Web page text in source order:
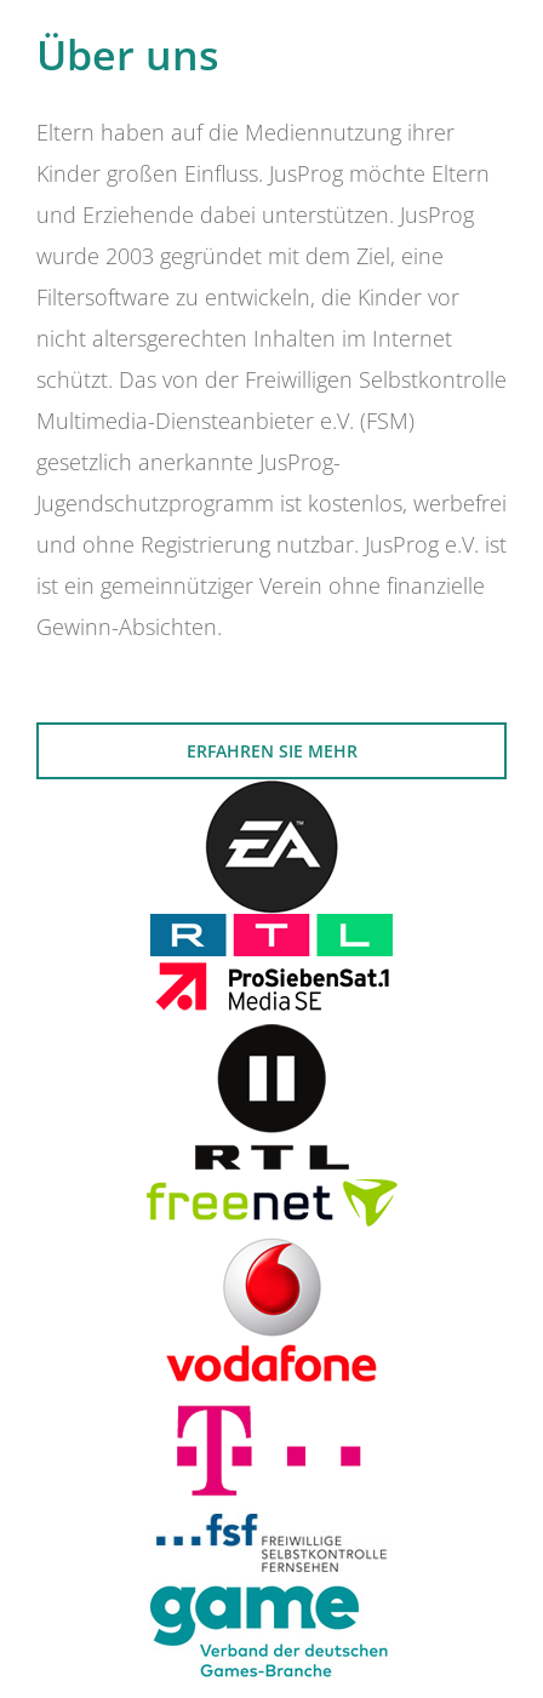
Über uns
Eltern haben auf die Mediennutzung ihrer
Kinder großen Einfluss. JusProg möchte Eltern
und Erziehende dabei unterstützen. JusProg
wurde 2003 gegründet mit dem Ziel, eine
Filtersoftware zu entwickeln, die Kinder vor
nicht altersgerechten Inhalten im Internet
schützt. Das von der Freiwilligen Selbstkontrolle
Multimedia-Diensteanbieter e.V. (FSM)
gesetzlich anerkannte JusProg-
Jugendschutzprogramm ist kostenlos, werbefrei
und ohne Registrierung nutzbar. JusProg e.V. ist
ist ein gemeinnütziger Verein ohne finanzielle
Gewinn-Absichten.
ERFAHREN SIE MEHR